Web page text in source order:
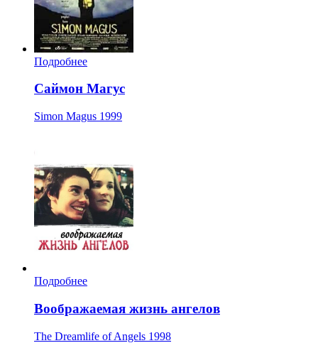
Подробнее
Саймон Магус
Simon Magus 1999
Подробнее
Воображаемая жизнь ангелов
The Dreamlife of Angels 1998